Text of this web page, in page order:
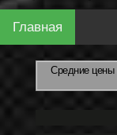
Главная
Средние цены